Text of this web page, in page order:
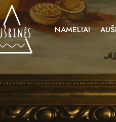
NAMELIAI